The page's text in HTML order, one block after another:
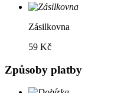
Zásilkovna
59 Kč
Způsoby platby